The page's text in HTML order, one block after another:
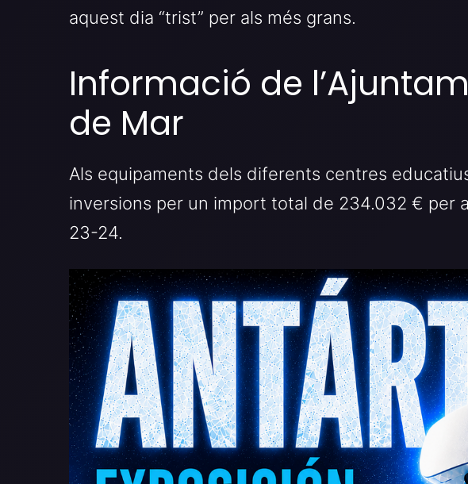
aquest dia “trist” per als més grans.
Informació de
de Mar
Als equipaments dels diferents centres
inversions per un import total de 234.032 € per
23-24.